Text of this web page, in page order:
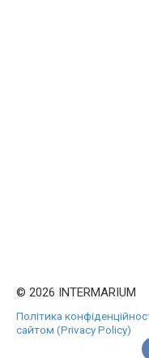
© 2026 INTERMARIUM
Політика
сайтом (Privacy Policy)